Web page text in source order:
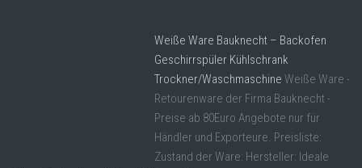
Weiße Ware Bauknecht – Backofen
Geschirrspüler Kühlschrank
Trockner/Waschmaschine Weiße Ware -
Retourenware der Firma Bauknecht -
Preise ab 80Euro Angebote nur für
Händler und Exporteure. Preisliste:
Zustand der Ware: Hersteller: Ideale